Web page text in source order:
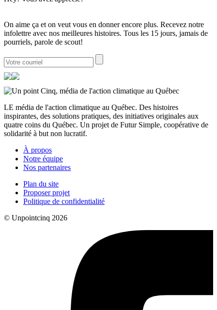
On aime ça et on veut vous en donner encore plus. Recevez notre
infolettre avec nos meilleures histoires. Tous les 15 jours, jamais de
pourriels, parole de scout!
LE média de l'action climatique au Québec. Des histoires
inspirantes, des solutions pratiques, des initiatives originales aux
quatre coins du Québec. Un projet de Futur Simple, coopérative de
solidarité à but non lucratif.
À propos
Notre équipe
Nos partenaires
Plan du site
Proposer projet
Politique de confidentialité
© Unpointcinq 2026